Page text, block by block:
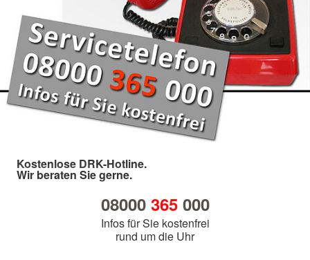
Kostenlose DRK-Hotline.
Wir beraten Sie gerne.
08000 365000
Infos für Sie kostenfrei
rund um die Uhr